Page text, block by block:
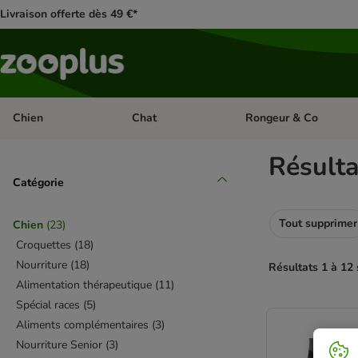
Livraison offerte dès 49 €*
Chien Dérouler les catégories: Chien
Chat Dérouler les catégories:
Rongeur & Co
Catégorie
Chien (23)
Croquettes (18)
Nourriture (18)
Alimentation thérapeutique (11)
Spécial races (5)
Aliments complémentaires (3)
Nourriture Senior (3)
Tout supprimer
Résultats 1 à 12